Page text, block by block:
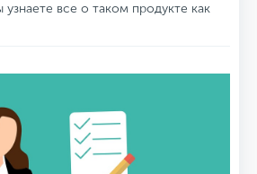
узнаете все о таком продукте как